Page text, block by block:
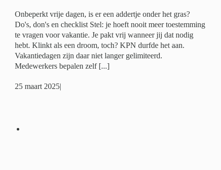
Onbeperkt vrije dagen, is er een addertje onder het gras?
Do's, don's en checklist Stel: je hoeft nooit meer toestemming
te vragen voor vakantie. Je pakt vrij wanneer jij dat nodig
hebt. Klinkt als een droom, toch? KPN durfde het aan.
Vakantiedagen zijn daar niet langer gelimiteerd.
Medewerkers bepalen zelf [...]
25 maart 2025|